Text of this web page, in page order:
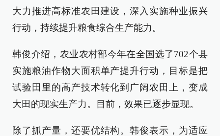
大力推进高标准农田建设，深入实施种业振兴
行动，持续提升粮食综合生产能力。
韩俊介绍，农业农村部今年在全国选了702个县
实施粮油作物大面积单产提升行动，目标是把
试验田里的高产技术转化到广阔农田上，变成
大田的现实生产力。目前，效果已逐步显现。
除了抓产量，还要优结构。韩俊表示，为适应